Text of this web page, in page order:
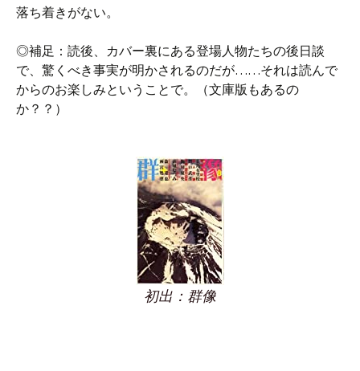
落ち着きがない。
◎補足：読後、カバー裏にある登場人物たちの後日談
で、驚くべき事実が明かされるのだが……それは読んで
からのお楽しみということで。（文庫版もあるの
か？？）
初出：群像